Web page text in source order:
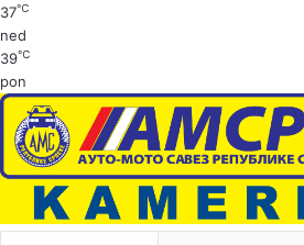
37℃
ned
39℃
pon